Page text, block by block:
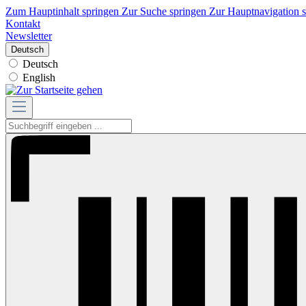
Zum Hauptinhalt springen Zur Suche springen Zur Hauptnavigation
Kontakt
Newsletter
Deutsch
Deutsch
English